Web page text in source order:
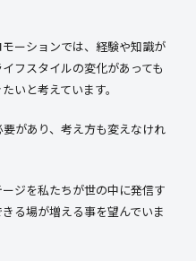
ーションでは、経験や知識が
フスタイルの変化があっても
いと考えています。
があり、考え方も変えなけれ
ジを私たちが世の中に発信す
る場が増える事を望んでいま